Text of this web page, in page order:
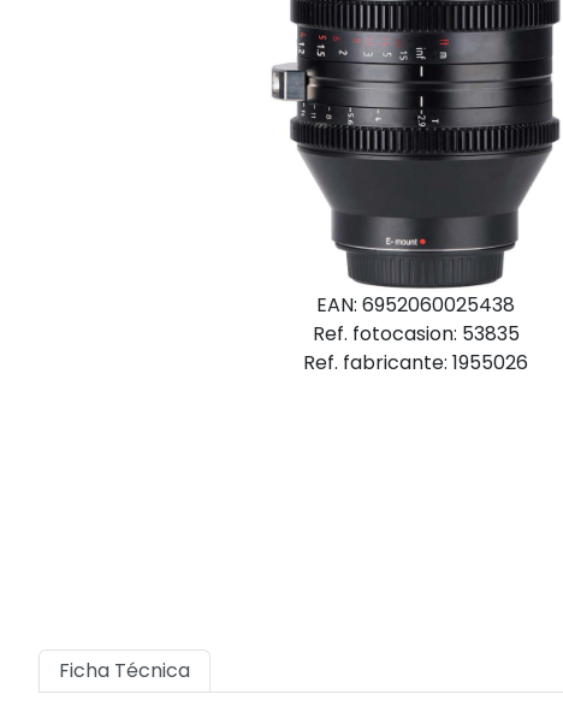
EAN: 6952060025438
Ref. fotocasion: 53835
Ref. fabricante: 1955026
Ficha Técnica